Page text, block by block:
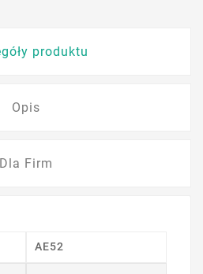
produktu
Opis
Dla Firm
AE52